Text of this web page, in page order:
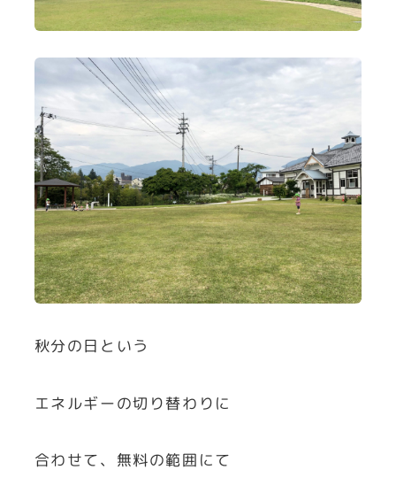
秋分の日という
エネルギーの切り替わりに
合わせて、無料の範囲にて